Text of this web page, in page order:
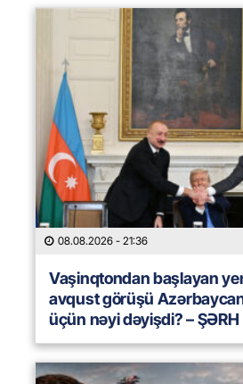
08.08.2026 - 21:36
Vaşinqtondan başlayan
avqust görüşü
üçün nəyi dəyişdi? – ŞƏRH